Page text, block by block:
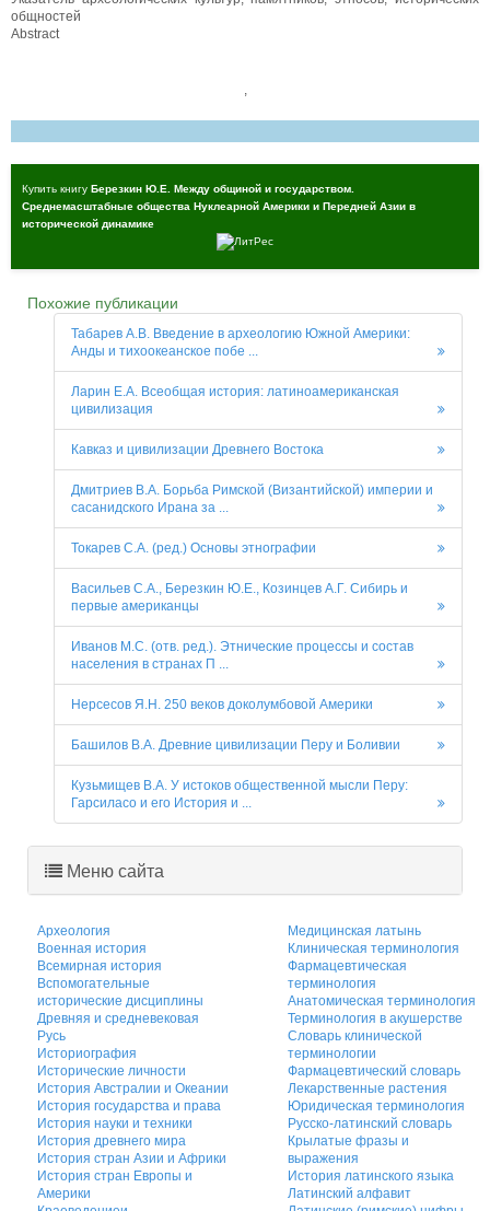
общностей
Abstract
,
Купить книгу Березкин Ю.Е. Между общиной и государством.
Среднемасштабные общества Нуклеарной Америки и Передней Азии в
исторической динамике
Похожие публикации
Табарев А.В. Введение в археологию Южной Америки:
Анды и тихоокеанское побе ...
Ларин Е.А. Всеобщая история: латиноамериканская
цивилизация
Кавказ и цивилизации Древнего Востока
Дмитриев В.А. Борьба Римской (Византийской) империи и
сасанидского Ирана за ...
Токарев С.А. (ред.) Основы этнографии
Васильев С.А., Березкин Ю.Е., Козинцев А.Г. Сибирь и
первые американцы
Иванов М.С. (отв. ред.). Этнические процессы и состав
населения в странах П ...
Нерсесов Я.Н. 250 веков доколумбовой Америки
Башилов В.А. Древние цивилизации Перу и Боливии
Кузьмищев В.А. У истоков общественной мысли Перу:
Гарсиласо и его История и ...
Меню сайта
Археология
Военная история
Всемирная история
Вспомогательные
исторические дисциплины
Древняя и средневековая
Русь
Историография
Исторические личности
История Австралии и Океании
История государства и права
История науки и техники
История древнего мира
История стран Азии и Африки
История стран Европы и
Америки
Медицинская латынь
Клиническая терминология
Фармацевтическая
терминология
Анатомическая терминология
Терминология в акушерстве
Словарь клинической
терминологии
Фармацевтический словарь
Лекарственные растения
Юридическая терминология
Русско-латинский словарь
Крылатые фразы и
выражения
История латинского языка
Латинский алфавит